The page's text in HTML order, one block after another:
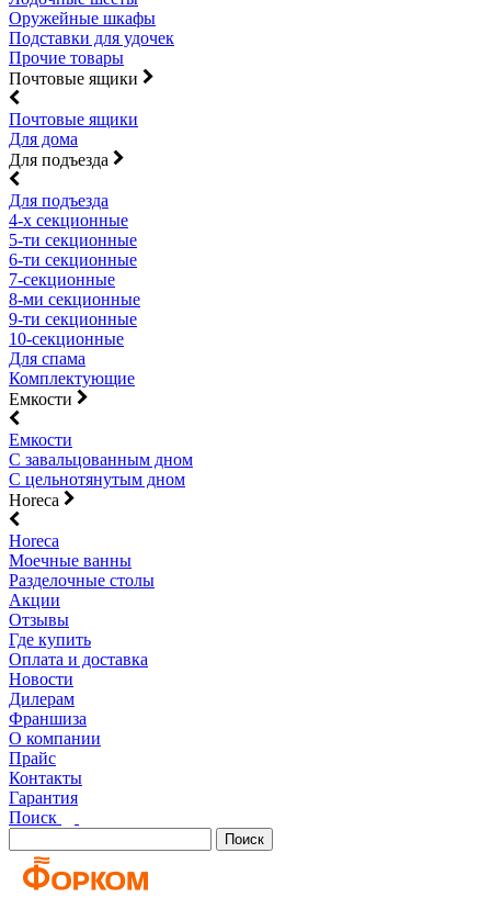
Оружейные шкафы
Подставки для удочек
Прочие товары
Почтовые ящики
Почтовые ящики
Для дома
Для подъезда
Для подъезда
4-х секционные
5-ти секционные
6-ти секционные
7-секционные
8-ми секционные
9-ти секционные
10-секционные
Для спама
Комплектующие
Емкости
Емкости
С завальцованным дном
С цельнотянутым дном
Horeca
Horeca
Моечные ванны
Разделочные столы
Акции
Отзывы
Где купить
Оплата и доставка
Новости
Дилерам
Франшиза
О компании
Прайс
Контакты
Гарантия
Поиск
Поиск